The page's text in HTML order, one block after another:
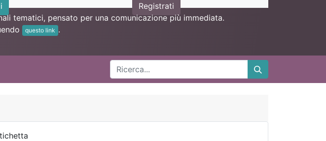
Registrati
tematici, pensato per una comunicazione più immediata.
questo link .